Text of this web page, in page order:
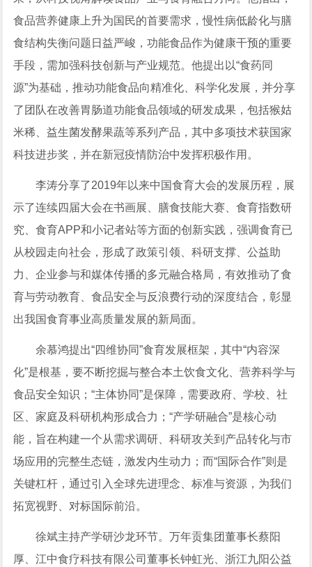
食品营养健康上升为国民的首要需求，慢性病低龄化与膳
食结构失衡问题日益严峻，功能食品作为健康干预的重要
手段，需加强科技创新与产业规范。他提出以“食药同
源”为基础，推动功能食品向精准化、科学化发展，并分享
了团队在改善胃肠道功能食品领域的研发成果，包括猴姑
米稀、益生菌发酵果蔬等系列产品，其中多项技术获国家
科技进步奖，并在新冠疫情防治中发挥积极作用。
李涛分享了2019年以来中国食育大会的发展历程，展
示了连续四届大会在书画展、膳食技能大赛、食育指数研
究、食育APP和小记者站等方面的创新实践，强调食育已
从校园走向社会，形成了政策引领、科研支撑、公益助
力、企业参与和媒体传播的多元融合格局，有效推动了食
育与劳动教育、食品安全与反浪费行动的深度结合，彰显
出我国食育事业高质量发展的新局面。
余慕鸿提出“四维协同”食育发展框架，其中“内容深
化”是根基，要不断挖掘与整合本土饮食文化、营养科学与
食品安全知识；“主体协同”是保障，需要政府、学校、社
区、家庭及科研机构形成合力；“产学研融合”是核心动
能，旨在构建一个从需求调研、科研攻关到产品转化与市
场应用的完整生态链，激发内生动力；而“国际合作”则是
关键杠杆，通过引入全球先进理念、标准与资源，为我们
拓宽视野、对标国际前沿。
徐斌主持产学研沙龙环节。万年贡集团董事长蔡阳
厚、江中食疗科技有限公司董事长钟虹光、浙江九阳公益